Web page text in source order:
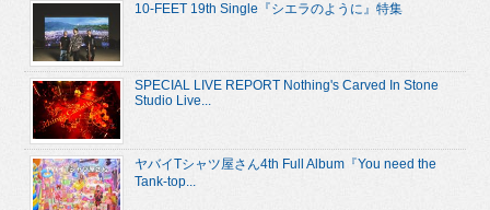
10-FEET 19th Single『シエラのように』特集
SPECIAL LIVE REPORT Nothing's Carved In Stone
Studio Live...
ヤバイTシャツ屋さん4th Full Album『You need the
Tank-top...